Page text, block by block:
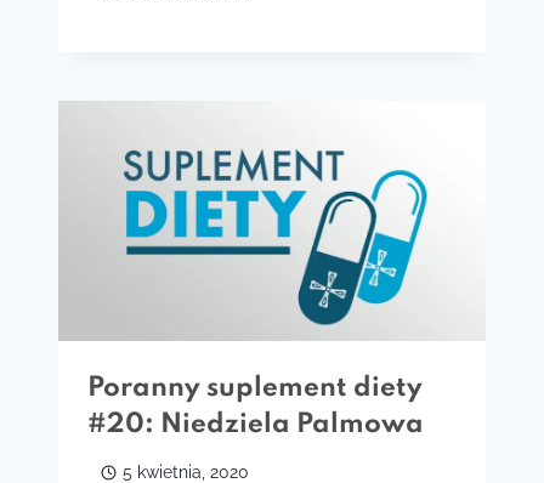
Poranny suplement diety
#20: Niedziela Palmowa
5 kwietnia, 2020